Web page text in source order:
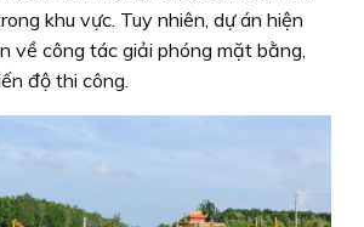
khu vực. Tuy nhiên, dự án hiện
về công tác giải phóng mặt bằng,
độ thi công.